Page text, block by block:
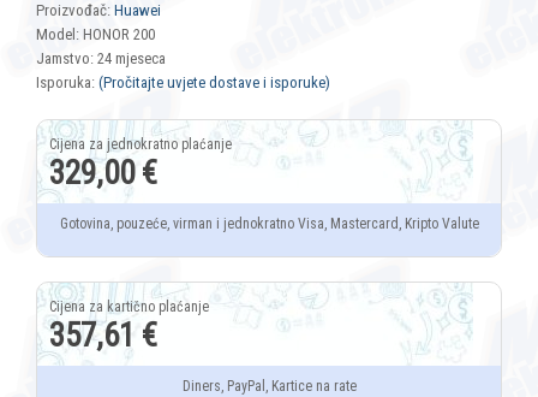
Proizvođač: Huawei
Model: HONOR 200
Jamstvo: 24 mjeseca
Isporuka: (Pročitajte uvjete dostave i isporuke)
329,00 €
Gotovina, pouzeće, virman i jednokratno Visa, Mastercard, Kripto Valute
357,61 €
Diners, PayPal, Kartice na rate